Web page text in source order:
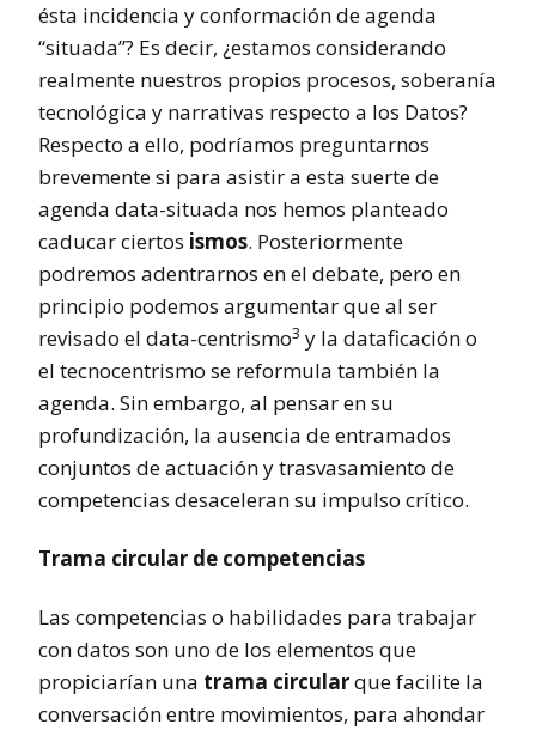
ésta incidencia y conformación de agenda
“situada”? Es decir, ¿estamos considerando
realmente nuestros propios procesos, soberanía
tecnológica y narrativas respecto a los Datos?
Respecto a ello, podríamos preguntarnos
brevemente si para asistir a esta suerte de
agenda data-situada nos hemos planteado
caducar ciertos ismos. Posteriormente
podremos adentrarnos en el debate, pero en
principio podemos argumentar que al ser
revisado el data-centrismo3 y la dataficación o
el tecnocentrismo se reformula también la
agenda. Sin embargo, al pensar en su
profundización, la ausencia de entramados
conjuntos de actuación y trasvasamiento de
competencias desaceleran su impulso crítico.
Trama circular de competencias
Las competencias o habilidades para trabajar
con datos son uno de los elementos que
propiciarían una trama circularque facilite la
conversación entre movimientos, para ahondar